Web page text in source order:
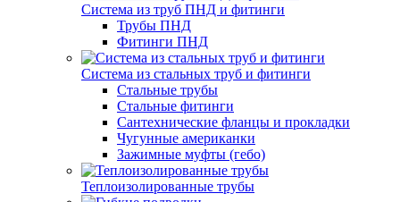
Система из труб ПНД и фитинги
Трубы ПНД
Фитинги ПНД
Система из стальных труб и фитинги
Стальные трубы
Стальные фитинги
Сантехнические фланцы и прокладки
Чугунные американки
Зажимные муфты (гебо)
Теплоизолированные трубы